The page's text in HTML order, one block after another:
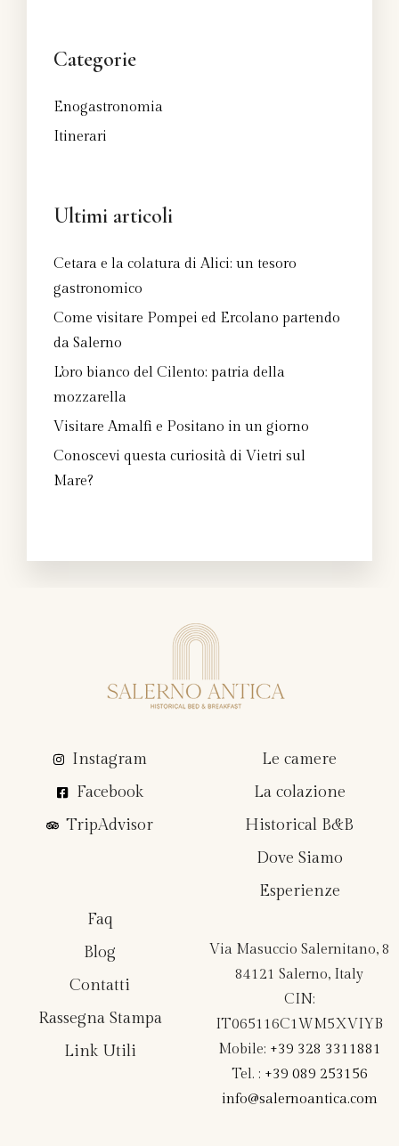
Categorie
Enogastronomia
Itinerari
Ultimi articoli
Cetara e la colatura di Alici: un tesoro
gastronomico
Come visitare Pompei ed Ercolano partendo
da Salerno
L’oro bianco del Cilento: patria della
mozzarella
Visitare Amalfi e Positano in un giorno
Conoscevi questa curiosità di Vietri sul
Mare?
Instagram
Facebook
TripAdvisor
Le camere
La colazione
Historical B&B
Dove Siamo
Esperienze
Faq
Blog
Contatti
Rassegna Stampa
Link Utili
Via Masuccio Salernitano, 8
84121 Salerno, Italy
CIN:
IT065116C1WM5XVIYB
Mobile: +39 328 3311881
Tel. : +39 089 253156
info@salernoantica.com